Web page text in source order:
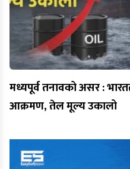
मध्यपूर्व तनावको असर :
आक्रमण, तेल मूल्य उकालो